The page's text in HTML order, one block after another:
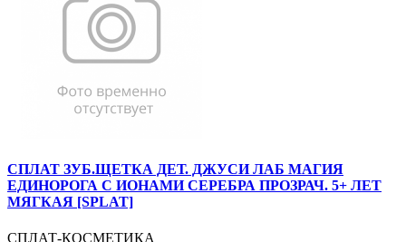
СПЛАТ ЗУБ.ЩЕТКА ДЕТ. ДЖУСИ ЛАБ МАГИЯ
ЕДИНОРОГА С ИОНАМИ СЕРЕБРА ПРОЗРАЧ. 5+ ЛЕТ
МЯГКАЯ [SPLAT]
СПЛАТ-КОСМЕТИКА